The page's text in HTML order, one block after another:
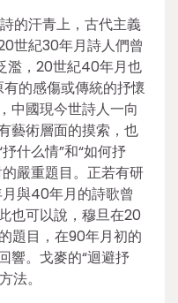
的汗青上，古代主義
世紀30年月詩人們曾
濫，20世紀40年月也
有的感傷或傳統的抒懷
中國現今世詩人一向
藝術層面的摸索，也
什么情”和“如何抒
嚴重題目。正若有研
與40年月的詩歌曾
也可以說，穆旦在20
題目，在90年月初的
響。戈麥的“迴避抒
法。